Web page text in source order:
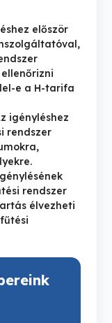
először
e a H-tarifa
igényléshez
rendszer
rendszer
élvezheti